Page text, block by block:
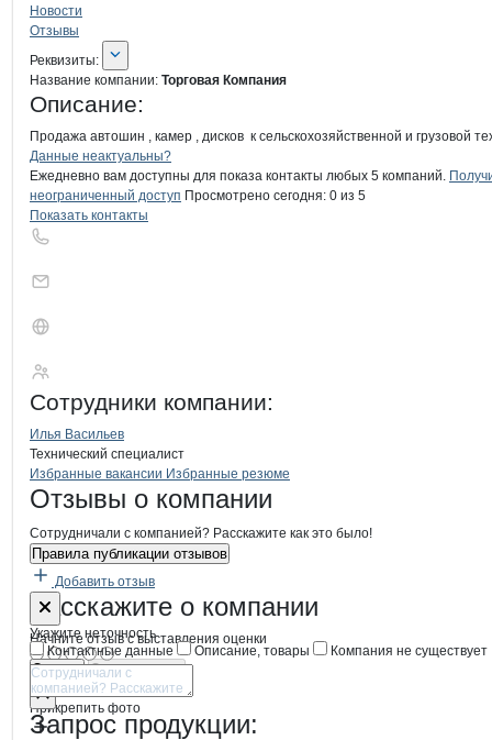
Новости
Отзывы
О компании
Реквизиты
Реквизиты:
Название компании: Торговая Компания
Описание:
Продажа автошин , камер , дисков  к сельскохозяйственной и грузовой
Контактыкомпании
+7(800)000-00-..
Данные неактуальны?
Ежедневно вам доступны для показа контакты любых 5 компаний.
неограниченный доступ Просмотрено сегодня: 0 из 5
Показать контакты
Сотрудники компании:
Илья Васильев
Технический специалист
Брендыкомпани Торговая
Вакансии вТорговая Компания
Избранные вакансии Избранные резюме
Новости oТорговая Компания,
Отзывы о компании
Сотрудничали с компанией? Расскажите как это было!
Правила публикации отзывов
Добавить отзыв
Расскажите о компании
Начните отзыв с выставления оценки
Прикрепить фото
Форма обратной связи о
Укажите неточность
Контактные данные
Описание, товары Компания не существует
Отмена Опубликовать
Запрос продукции: